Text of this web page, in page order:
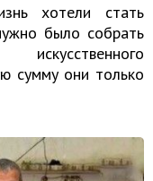
хотели стать
было собрать
сумму они только